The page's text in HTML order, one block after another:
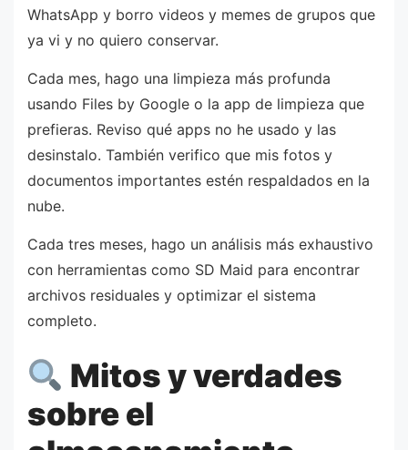
WhatsApp y borro videos y memes de grupos que
ya vi y no quiero conservar.
Cada mes, hago una limpieza más profunda
usando Files by Google o la app de limpieza que
prefieras. Reviso qué apps no he usado y las
desinstalo. También verifico que mis fotos y
documentos importantes estén respaldados en la
nube.
Cada tres meses, hago un análisis más exhaustivo
con herramientas como SD Maid para encontrar
archivos residuales y optimizar el sistema
completo.
Mitos y verdades
sobre el